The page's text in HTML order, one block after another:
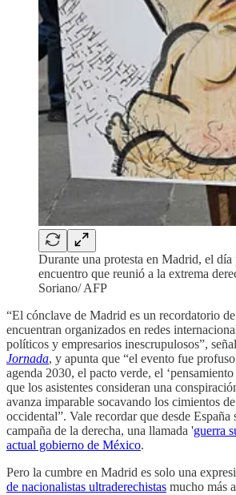
Durante una protesta en Madrid, el día
encuentro que reunió a la extrema
Soriano/ AFP
“El cónclave de Madrid es un recordatorio
encuentran organizados en redes
políticos y empresarios inescrupulosos”,
Jornada, y apunta que “el evento fue
agenda 2030, el pacto verde, el
que los asistentes consideran una
avanza imparable socavando los cimientos
occidental”. Vale recordar que desde España
campaña de la derecha, una llamada 'guerra
actual gobierno de México.
Pero la cumbre en Madrid es solo una
de nacionalistas ultraderechistas mucho más